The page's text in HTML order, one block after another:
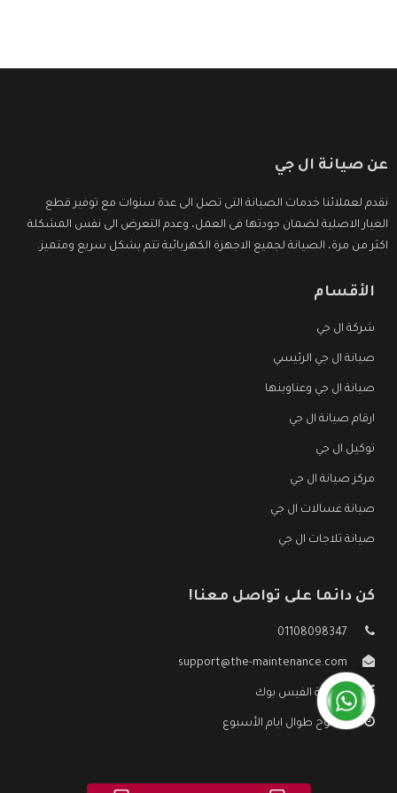
عن صيانة ال جي
نقدم لعملائنا خدمات الصيانة التى تصل الى عدة سنوات مع توفير قطع
الغيار الاصلية لضمان جودتها فى العمل، وعدم التعرض الى نفس المشكلة
اكثر من مرة، الصيانة لجميع الاجهزة الكهربائية تتم بشكل سريع ومتميز.
الأقسام
شركة ال جي
صيانة ال جي الرئيسي
صيانة ال جي وعناوينها
ارقام صيانة ال جي
توكيل ال جي
مركز صيانة ال جي
صيانة غسالات ال جي
صيانة ثلاجات ال جي
كن دائما على تواصل معنا!
01108098347
support@the-maintenance.com
صفحة الفيس بوك
مفتوح طوال ايام الأسبوع